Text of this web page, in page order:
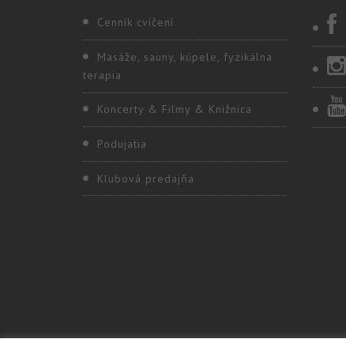
Cenník cvičení
Masáže, sauny, kúpele, fyzikálna
terapia
Koncerty & Filmy & Knižnica
Podujatia
Klubová predajňa